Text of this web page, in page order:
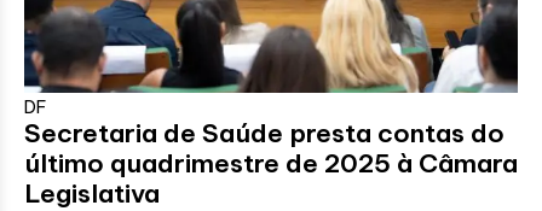
DF
Secretaria de Saúde presta contas do
último quadrimestre de 2025 à Câmara
Legislativa